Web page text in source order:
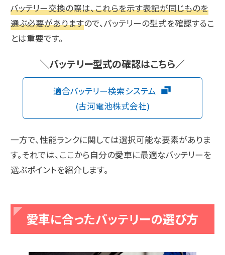
バッテリー交換の際は、これらを示す表記が同じものを
選ぶ必要がありますので、バッテリーの型式を確認するこ
とは重要です。
＼バッテリー型式の確認はこちら／
適合バッテリー検索システム
(古河電池株式会社)
一方で、性能ランクに関しては選択可能な要素がありま
す。それでは、ここから自分の愛車に最適なバッテリーを
選ぶポイントを紹介します。
愛車に合ったバッテリーの選び方